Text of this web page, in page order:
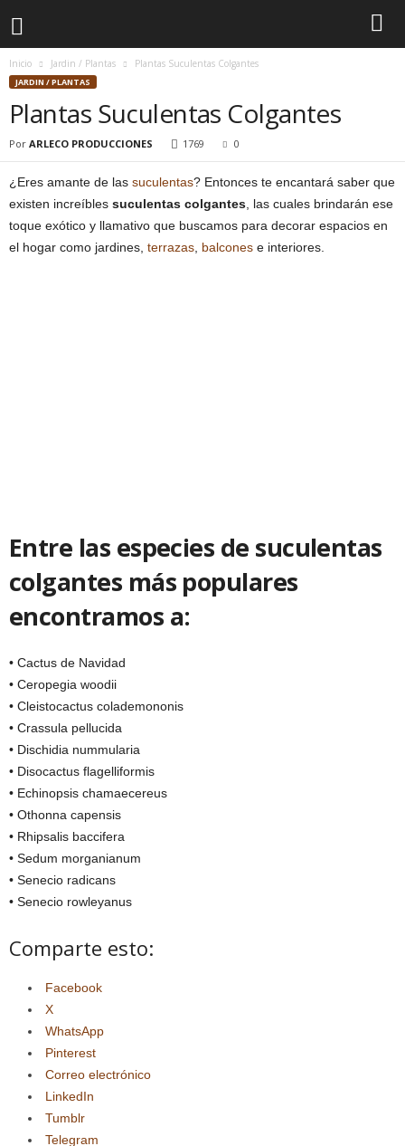
Inicio Jardin / Plantas Plantas Suculentas Colgantes
JARDIN / PLANTAS
Plantas Suculentas Colgantes
Por ARLECO PRODUCCIONES 1769 0
¿Eres amante de las suculentas? Entonces te encantará saber que
existen increíbles suculentas colgantes , las cuales brindarán ese
toque exótico y llamativo que buscamos para decorar espacios en
el hogar como jardines, terrazas balcones e interiores.
Entre las especies de suculentas
colgantes más populares
encontramos a:
• Cactus de Navidad
• Ceropegia woodii
• Cleistocactus colademononis
• Crassula pellucida
• Dischidia nummularia
• Disocactus flagelliformis
• Echinopsis chamaecereus
• Othonna capensis
• Rhipsalis baccifera
• Sedum morganianum
• Senecio radicans
• Senecio rowleyanus
Comparte esto:
Facebook
X
WhatsApp
Pinterest
Correo electrónico
LinkedIn
Tumblr
Telegram